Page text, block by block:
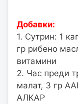
Добавки:
1. Сутрин: 1
гр рибено
витамини
2. Час преди
малат, 3 гр
АЛКАР